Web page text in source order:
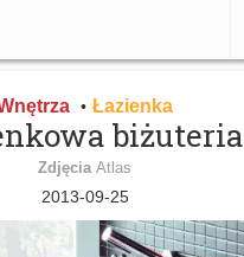
• Łazienka
biżuteria
ZdjęciaAtlas
2013-09-25